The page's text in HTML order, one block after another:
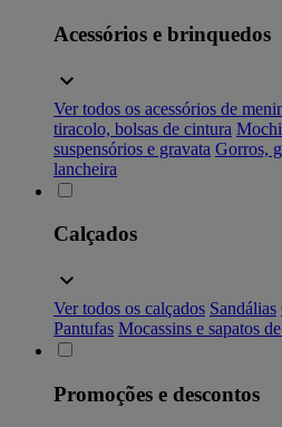
Acessórios e brinquedos
Ver todos os acessórios de
tiracolo, bolsas de cintura
suspensórios e gravata Gorros,
lancheira
Calçados
Ver todos os calçados Sandálias
Pantufas Mocassins e sapatos
Promoções e descontos